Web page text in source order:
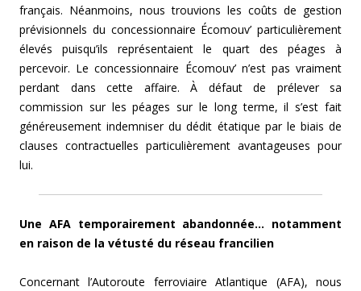
français. Néanmoins, nous trouvions les coûts de gestion
prévisionnels du concessionnaire Écomouv’ particulièrement
élevés puisqu’ils représentaient le quart des péages à
percevoir. Le concessionnaire Écomouv’ n’est pas vraiment
perdant dans cette affaire. À défaut de prélever sa
commission sur les péages sur le long terme, il s’est fait
généreusement indemniser du dédit étatique par le biais de
clauses contractuelles particulièrement avantageuses pour
lui.
Une AFA temporairement abandonnée… notamment
en raison de la vétusté du réseau francilien
Concernant l’Autoroute ferroviaire Atlantique (AFA), nous